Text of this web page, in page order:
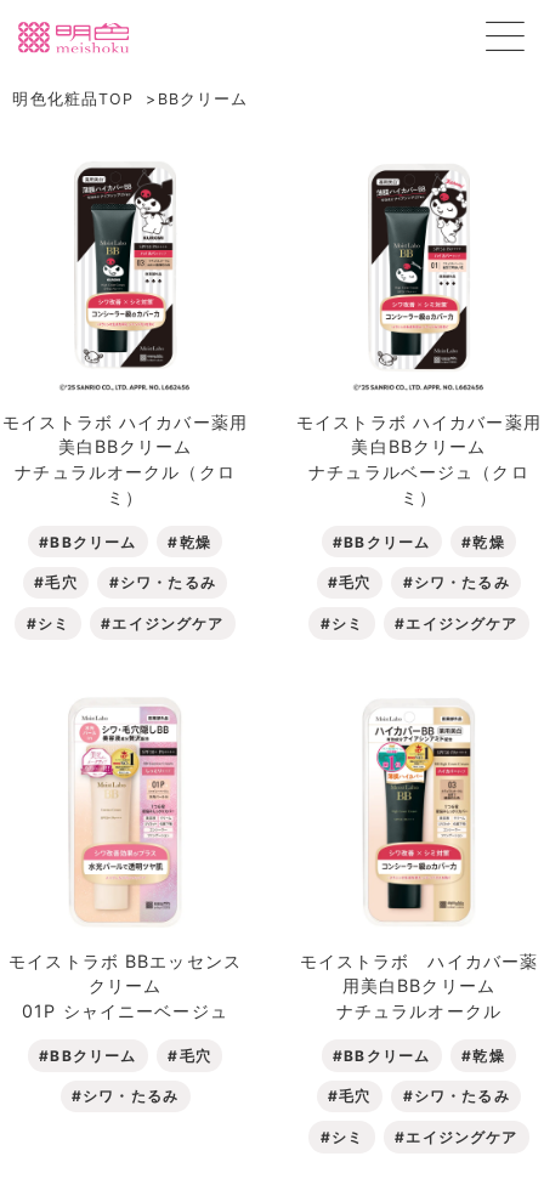
明色化粧品TOP BBクリーム
モイストラボ ハイカバー薬用
美白BBクリーム
ナチュラルオークル（クロ
ミ）
#BBクリーム #乾燥
#毛穴 #シワ・たるみ
#シミ #エイジングケア
モイストラボ ハイカバー薬用
美白BBクリーム
ナチュラルベージュ（クロ
ミ）
#BBクリーム #乾燥
#毛穴 #シワ・たるみ
#シミ #エイジングケア
モイストラボ BBエッセンス
クリーム
01P シャイニーベージュ
#BBクリーム #毛穴
#シワ・たるみ
モイストラボ ハイカバー薬
用美白BBクリーム
ナチュラルオークル
#BBクリーム #乾燥
#毛穴 #シワ・たるみ
#シミ #エイジングケア